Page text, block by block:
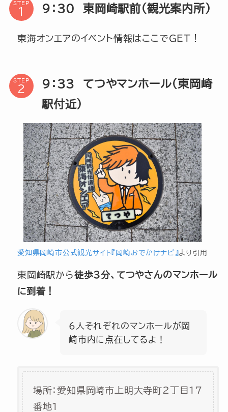
STEP 9：30 東岡崎駅前（観光案内所）
東海オンエアのイベント情報はここでGET！
STEP
9：33 てつやマンホール（東岡崎
駅付近）
愛知県岡崎市公式観光サイト『岡崎おでかけナビ』より引用
東岡崎駅から徒歩3分、てつやさんのマンホール
に到着！
6人それぞれのマンホールが岡
崎市内に点在してるよ！
場所：愛知県岡崎市上明大寺町2丁目17
番地1